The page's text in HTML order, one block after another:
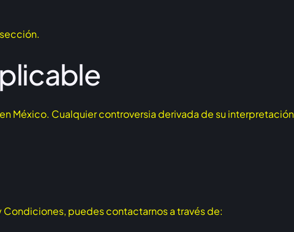
México. Cualquier controversia derivada de su
Condiciones, puedes contactarnos a través de: